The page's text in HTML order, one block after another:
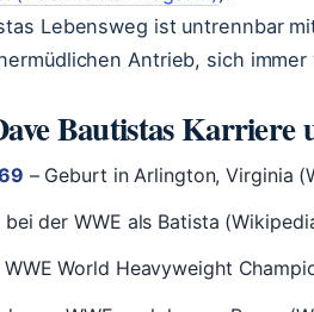
Lebensweg ist untrennbar
Antrieb, sich
Bautistas Karriere
– Geburt in Arlington, Virginia
der WWE als Batista
World Heavyweight